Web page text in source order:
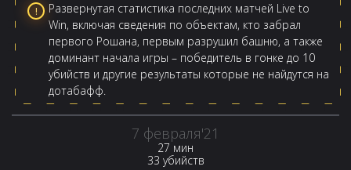
Развернутая статистика последних матчей Live to
Win, включая сведения по объектам, кто забрал
первого Рошана, первым разрушил башню, а также
доминант начала игры – победитель в гонке до 10
убийств и другие результаты которые не найдутся на
дотабафф.
7 февраля'21
27 мин
33 убийств